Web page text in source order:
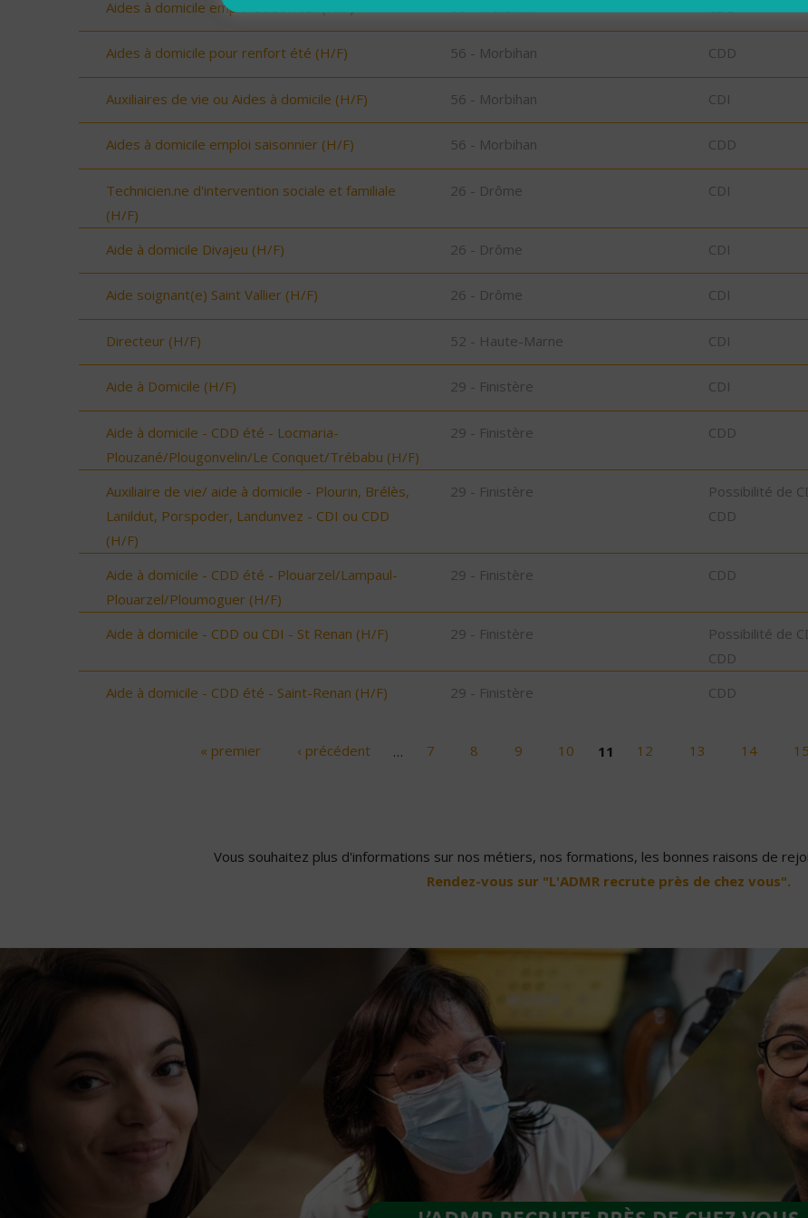
Aides à domicile emploi saisonnier (H/F)
Aides à domicile pour renfort été (H/F) 56 - Morbihan CDD
Auxiliaires de vie ou Aides à domicile (H/F) 56 - Morbihan CDI
Aides à domicile emploi saisonnier (H/F) 56 - Morbihan CDD
Technicien.ne d'intervention sociale et familiale
(H/F)
26 - Drôme CDI
Aide à domicile Divajeu (H/F) 26 - Drôme CDI
Aide soignant(e) Saint Vallier (H/F) 26 - Drôme CDI
Directeur (H/F) 52 - Haute-Marne CDI
Aide à Domicile (H/F) 29 - Finistère CDI
Aide à domicile - CDD été - Locmaria-
Plouzané/Plougonvelin/Le Conquet/Trébabu (H/F)
29 - Finistère CDD
Auxiliaire de vie/ aide à domicile - Plourin, Brélès,
Lanildut, Porspoder, Landunvez - CDI ou CDD
(H/F)
29 - Finistère
Possibilité de
CDD
Aide à domicile - CDD été - Plouarzel/Lampaul-
Plouarzel/Ploumoguer (H/F)
29 - Finistère CDD
Aide à domicile - CDD ou CDI - St Renan (H/F) 29 - Finistère
Possibilité de
CDD
Aide à domicile - CDD été - Saint-Renan (H/F) 29 - Finistère CDD
« premier ‹ précédent … 7 8 9 10 11 12 13 14 15
Vous souhaitez plus d'informations sur nos métiers, nos formations, les bonnes raisons de
Rendez-vous sur "L'ADMR recrute près de chez vous".